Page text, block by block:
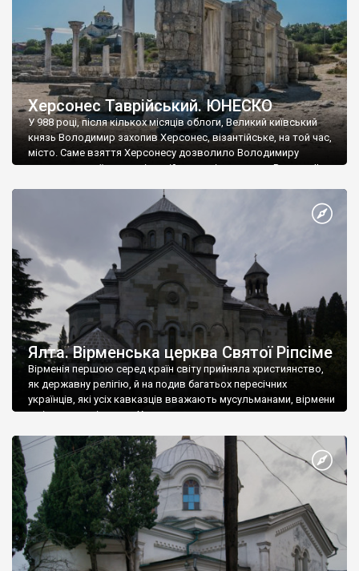
Херсонес Таврійський. ЮНЕСКО
У 988 році, після кількох місяців облоги, Великий київський
князь Володимир захопив Херсонес, візантійське, на той час,
місто. Саме взяття Херсонесу дозволило Володимиру
диктувати свої умови візантійському імператору Василю ІІ, та
Херсонесі Володимир-язичник, став Василем-християнином.
А потім було Хрещення Русі. На честь Херсонесу Таврійського
Ялта. Вірменська церква Святої Ріпсіме
Вірменія першою серед країн світу прийняла християнство,
як державну релігію, й на подив багатьох пересічних
українців, які усіх кавказців вважають мусульманами, вірмени
є відданими вірянами Христа